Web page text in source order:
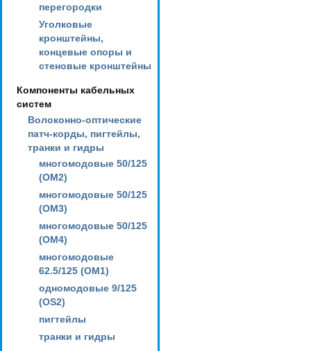
перегородки
Уголковые
кронштейны,
концевые опоры и
стеновые кронштейны
Компоненты кабельных
систем
Волоконно-оптические
патч-корды, пигтейлы,
транки и гидры
многомодовые 50/125
(OM2)
многомодовые 50/125
(OM3)
многомодовые 50/125
(OM4)
многомодовые
62.5/125 (OM1)
одномодовые 9/125
(OS2)
пигтейлы
транки и гидры